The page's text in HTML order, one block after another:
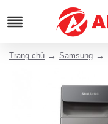
Trang chủ Samsung